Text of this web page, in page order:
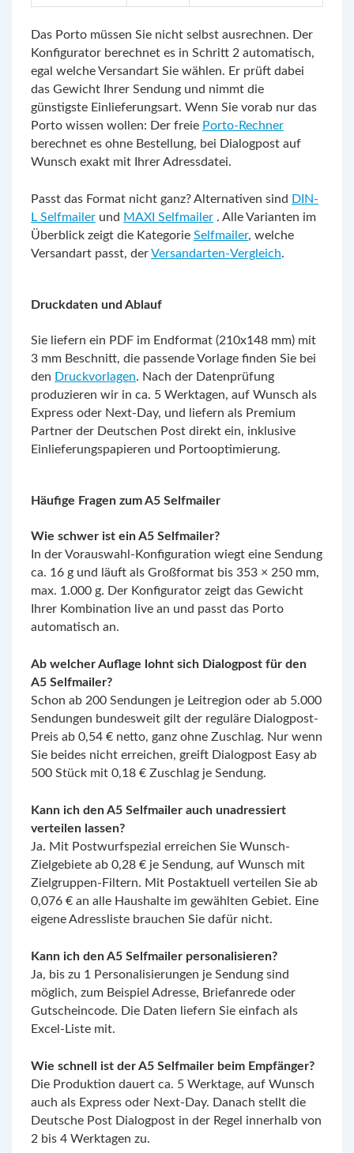
Das Porto müssen Sie nicht selbst ausrechnen. Der
Konfigurator berechnet es in Schritt 2 automatisch,
egal welche Versandart Sie wählen. Er prüft dabei
das Gewicht Ihrer Sendung und nimmt die
günstigste Einlieferungsart. Wenn Sie vorab nur das
Porto wissen wollen: Der freie Porto-Rechner
berechnet es ohne Bestellung, bei Dialogpost auf
Wunsch exakt mit Ihrer Adressdatei.
Passt das Format nicht ganz? Alternativen sind DIN-
L Selfmailer und MAXI Selfmailer . Alle Varianten im
Überblick zeigt die Kategorie Selfmailer, welche
Versandart passt, derVersandarten-Vergleich.
Druckdaten und Ablauf
Sie liefern ein PDF im Endformat (210x148 mm) mit
3 mm Beschnitt, die passende Vorlage finden Sie bei
den Druckvorlagen. Nach der Datenprüfung
produzieren wir in ca. 5 Werktagen, auf Wunsch als
Express oder Next-Day, und liefern als Premium
Partner der Deutschen Post direkt ein, inklusive
Einlieferungspapieren und Portooptimierung.
Häufige Fragen zum A5 Selfmailer
Wie schwer ist ein A5 Selfmailer?
In der Vorauswahl-Konfiguration wiegt eine Sendung
ca. 16 g und läuft als Großformat bis 353 × 250 mm,
max. 1.000 g. Der Konfigurator zeigt das Gewicht
Ihrer Kombination live an und passt das Porto
automatisch an.
Ab welcher Auflage lohnt sich Dialogpost für den
A5 Selfmailer?
Schon ab 200 Sendungen je Leitregion oder ab 5.000
Sendungen bundesweit gilt der reguläre Dialogpost-
Preis ab 0,54 € netto, ganz ohne Zuschlag. Nur wenn
Sie beides nicht erreichen, greift Dialogpost Easy ab
500 Stück mit 0,18 € Zuschlag je Sendung.
Kann ich den A5 Selfmailer auch unadressiert
verteilen lassen?
Ja. Mit Postwurfspezial erreichen Sie Wunsch-
Zielgebiete ab 0,28 € je Sendung, auf Wunsch mit
Zielgruppen-Filtern. Mit Postaktuell verteilen Sie ab
0,076 € an alle Haushalte im gewählten Gebiet. Eine
eigene Adressliste brauchen Sie dafür nicht.
Kann ich den A5 Selfmailer personalisieren?
Ja, bis zu 1 Personalisierungen je Sendung sind
möglich, zum Beispiel Adresse, Briefanrede oder
Gutscheincode. Die Daten liefern Sie einfach als
Excel-Liste mit.
Wie schnell ist der A5 Selfmailer beim Empfänger?
Die Produktion dauert ca. 5 Werktage, auf Wunsch
auch als Express oder Next-Day. Danach stellt die
Deutsche Post Dialogpost in der Regel innerhalb von
2 bis 4 Werktagen zu.